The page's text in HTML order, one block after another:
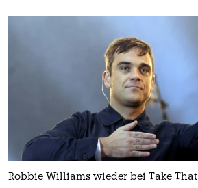
Robbie Williams wieder bei Take That